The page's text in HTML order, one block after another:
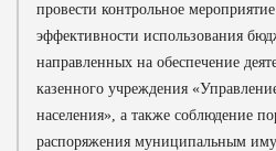
провести контрольное
эффективности использования
направленных на обеспечение
казенного учреждения
населения», а также соблюдение
распоряжения муниципальным